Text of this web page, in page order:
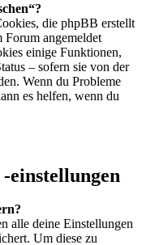
die phpBB erstellt
Forum angemeldet
einige Funktionen,
– sofern sie von der
Wenn du Probleme
es helfen, wenn du
einstellungen
alle deine Einstellungen
Um diese zu